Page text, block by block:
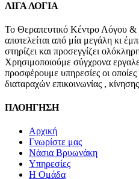
ΛΙΓΑ ΛΟΓΙΑ
Το Θεραπευτικό Κέντρο Λόγου
αποτελείται από μία μεγάλη κι
στηρίζει και προσεγγίζει
Χρησιμοποιούμε σύγχρονα
προσφέρουμε υπηρεσίες οι
διαταραχών επικοινωνίας ,
ΠΛΟΗΓΗΣΗ
Αρχική
Γνωρίστε μας
Νάσια Βρυωνάκη
Υπηρεσίες
Η Ομάδα